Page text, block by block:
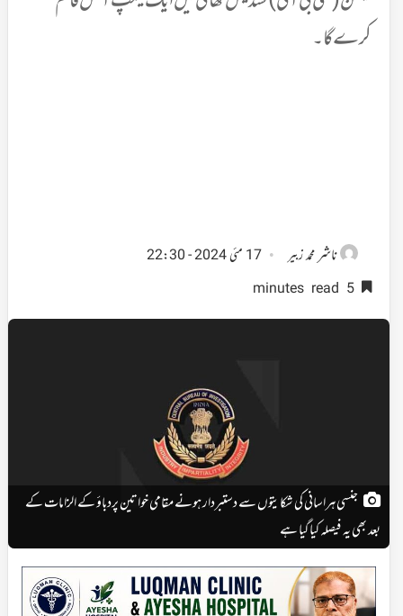
کرے گا۔
ناشرمحمد زبیر
17 مئی 2024 - 22:30
5 minutes read
جنسی ہراسانی کی شکایتوں سے دستبردار ہونے مقامی خواتین پردباؤ کے الزامات کے
بعد بھی یہ فیصلہ کیاگیا ہے